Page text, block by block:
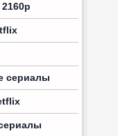
сериалы